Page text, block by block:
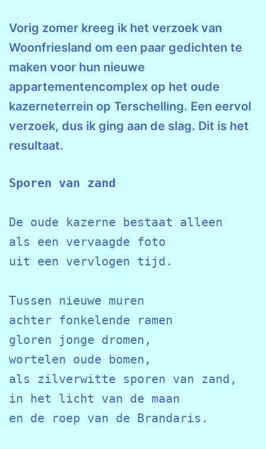
Vorig zomer kreeg ik het verzoek van
Woonfriesland om een paar gedichten te
maken voor hun nieuwe
appartementencomplex op het oude
kazerneterrein op Terschelling. Een eervol
verzoek, dus ik ging aan de slag. Dit is het
resultaat.
De oude kazerne bestaat alleen
als een vervaagde foto
uit een vervlogen tijd.
Tussen nieuwe muren
achter fonkelende ramen
gloren jonge dromen,
wortelen oude bomen,
als zilverwitte sporen van zand,
in het licht van de maan
en de roep van de Brandaris.